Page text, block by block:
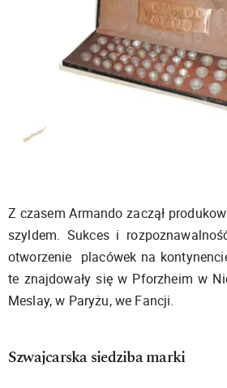
Z czasem Armando zaczął
szyldem. Sukces i
otworzenie placówek na
te znajdowały się w Pforzheim w
Meslay, w Paryżu, we Fancji.
Szwajcarska siedziba marki